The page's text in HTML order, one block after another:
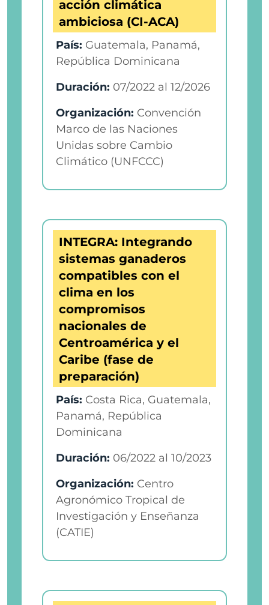
acción climática
ambiciosa (CI-ACA)
País: Guatemala, Panamá,
República Dominicana
Duración: 07/2022 al 12/2026
Organización: Convención
Marco de las Naciones
Unidas sobre Cambio
Climático (UNFCCC)
INTEGRA: Integrando
sistemas ganaderos
compatibles con el
clima en los
compromisos
nacionales de
Centroamérica y el
Caribe (fase de
preparación)
País: Costa Rica, Guatemala,
Panamá, República
Dominicana
Duración: 06/2022 al 10/2023
Organización: Centro
Agronómico Tropical de
Investigación y Enseñanza
(CATIE)